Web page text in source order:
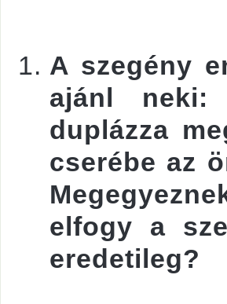
A szegény
ajánl neki:
duplázza
cserébe az
elfogy a
eredetileg?